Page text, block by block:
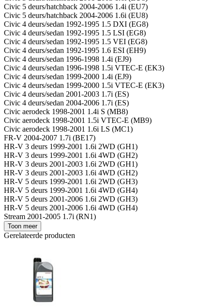
Civic 5 deurs/hatchback 2004-2006 1.4i (EU7)
Civic 5 deurs/hatchback 2004-2006 1.6i (EU8)
Civic 4 deurs/sedan 1992-1995 1.5 DXI (EG8)
Civic 4 deurs/sedan 1992-1995 1.5 LSI (EG8)
Civic 4 deurs/sedan 1992-1995 1.5 VEI (EG8)
Civic 4 deurs/sedan 1992-1995 1.6 ESI (EH9)
Civic 4 deurs/sedan 1996-1998 1.4i (EJ9)
Civic 4 deurs/sedan 1996-1998 1.5i VTEC-E (EK3)
Civic 4 deurs/sedan 1999-2000 1.4i (EJ9)
Civic 4 deurs/sedan 1999-2000 1.5i VTEC-E (EK3)
Civic 4 deurs/sedan 2001-2003 1.7i (ES)
Civic 4 deurs/sedan 2004-2006 1.7i (ES)
Civic aerodeck 1998-2001 1.4i S (MB8)
Civic aerodeck 1998-2001 1.5i VTEC-E (MB9)
Civic aerodeck 1998-2001 1.6i LS (MC1)
FR-V 2004-2007 1.7i (BE17)
HR-V 3 deurs 1999-2001 1.6i 2WD (GH1)
HR-V 3 deurs 1999-2001 1.6i 4WD (GH2)
HR-V 3 deurs 2001-2003 1.6i 2WD (GH1)
HR-V 3 deurs 2001-2003 1.6i 4WD (GH2)
HR-V 5 deurs 1999-2001 1.6i 2WD (GH3)
HR-V 5 deurs 1999-2001 1.6i 4WD (GH4)
HR-V 5 deurs 2001-2006 1.6i 2WD (GH3)
HR-V 5 deurs 2001-2006 1.6i 4WD (GH4)
Stream 2001-2005 1.7i (RN1)
Toon meer
Gerelateerde producten